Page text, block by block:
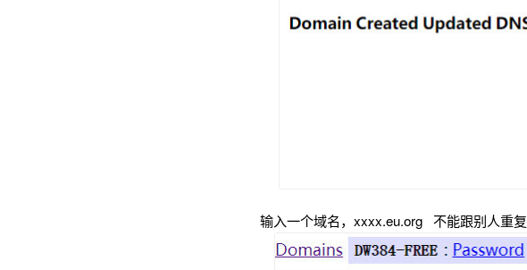
输入一个域名，xxxx.eu.org 不能跟别人重复